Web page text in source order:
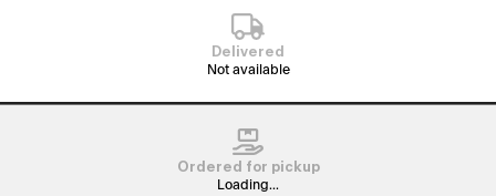
Delivered
Not available
Ordered for pickup
Loading...